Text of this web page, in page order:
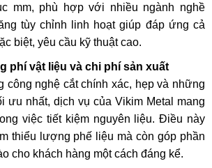
mm, phù hợp với nhiều ngành nghề
tùy chỉnh linh hoạt giúp đáp ứng cả
biệt, yêu cầu kỹ thuật cao.
phí vật liệu và chi phí sản xuất
công nghệ cắt chính xác, hẹp và những
ưu nhất, dịch vụ của Vikim Metal mang
việc tiết kiệm nguyên liệu. Điều này
thiểu lượng phế liệu mà còn góp phần
cho khách hàng một cách đáng kể.